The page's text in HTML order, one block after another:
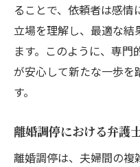
ることで、依頼者は感情
立場を理解し、最適な結
ます。このように、専
が安心して新たな一歩を
す。
離婚調停における弁護
離婚調停は、夫婦間の複